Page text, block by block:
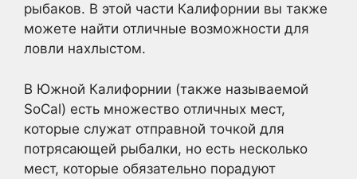
рыбаков. В этой части Калифорнии вы также
можете найти отличные возможности для
ловли нахлыстом.
В Южной Калифорнии (также называемой
SoCal) есть множество отличных мест,
которые служат отправной точкой для
потрясающей рыбалки, но есть несколько
мест, которые обязательно порадуют